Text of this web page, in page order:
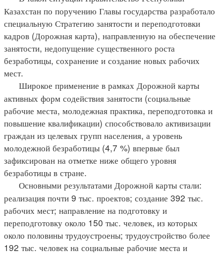
Казахстан по поручению Главы государства разработало
специальную Стратегию занятости и переподготовки
кадров (Дорожная карта), направленную на обеспечение
занятости, недопущение существенного роста
безработицы, сохранение и создание новых рабочих
мест.
Широкое применение в рамках Дорожной карты
активных форм содействия занятости (социальные
рабочие места, молодежная практика, переподготовка и
повышение квалификации) способствовало активизации
граждан из целевых групп населения, а уровень
молодежной безработицы (4,7 %) впервые был
зафиксирован на отметке ниже общего уровня
безработицы в стране.
Основными результатами Дорожной карты стали:
реализация почти 9 тыс. проектов; создание 392 тыс.
рабочих мест; направление на подготовку и
переподготовку около 150 тыс. человек, из которых
около половины трудоустроены; трудоустройство более
192 тыс. человек на социальные рабочие места и